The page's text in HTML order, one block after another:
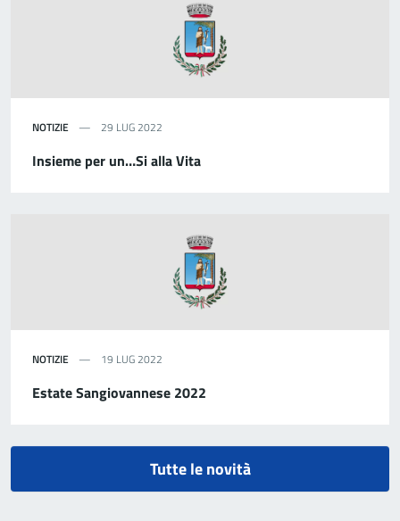
NOTIZIE 29 LUG 2022
Insieme per un…Si alla Vita
NOTIZIE 19 LUG 2022
Estate Sangiovannese 2022
Tutte le novità